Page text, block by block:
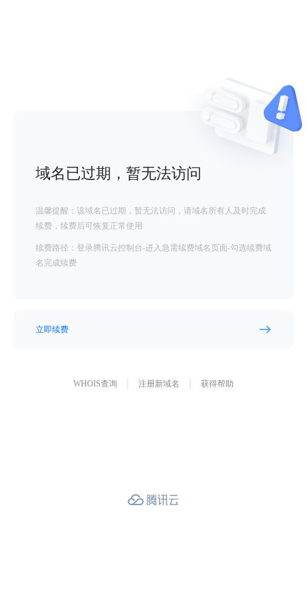
域名已过期，暂无法访问
温馨提醒：该域名已过期，暂无法访问，请域名所有人及时完成
续费，续费后可恢复正常使用
续费路径：登录腾讯云控制台-进入急需续费域名页面-勾选续费域
名完成续费
立即续费
WHOIS查询 注册新域名 获得帮助